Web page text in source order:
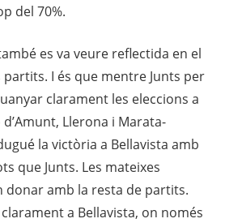
del 70%.
es va veure reflectida en el
I és que mentre Junts per
clarament les eleccions a
Llerona i Marata-
la victòria a Bellavista amb
que Junts. Les mateixes
donar amb la resta de partits.
a Bellavista, on només